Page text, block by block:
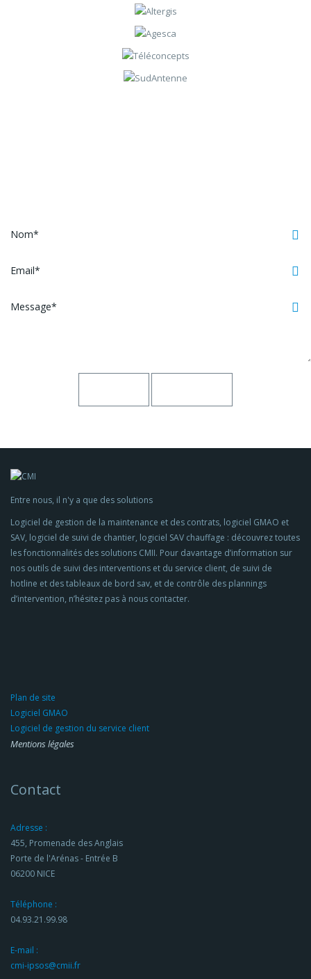
Entre nous, il n'y a que des solutions
Logiciel de gestion de la maintenance et des contrats, logiciel GMAO et
SAV, logiciel de suivi de chantier, logiciel SAV chauffage : découvrez toutes
les fonctionnalités des solutions CMII. Pour davantage d’information sur
nos outils de suivi des interventions et du service client, de suivi de
hotline et des tableaux de bord sav, et de contrôle des plannings
d’intervention, n’hésitez pas à nous contacter.
Plan de site
Logiciel GMAO
Logiciel de gestion du service client
Mentions légales
Contact
Adresse :
455, Promenade des Anglais
Porte de l'Arénas - Entrée B
06200 NICE
Téléphone :
04.93.21.99.98
E-mail :
cmi-ipsos@cmii.fr